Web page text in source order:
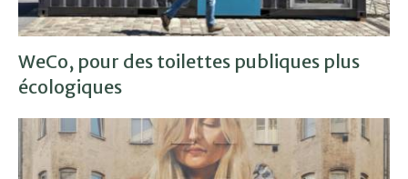
WeCo, pour des toilettes publiques plus
écologiques